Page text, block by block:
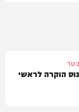
הוקרה לראשי